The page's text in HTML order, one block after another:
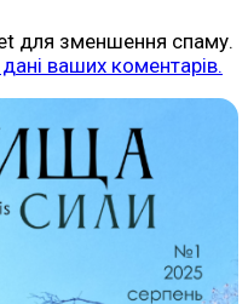
для зменшення спаму.
ваших коментарів.